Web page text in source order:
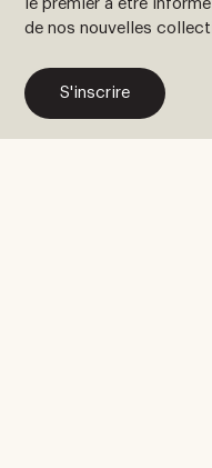
le premier à être
de nos nouvelles
S'inscrire